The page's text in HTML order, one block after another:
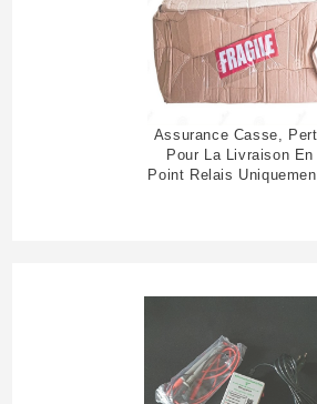
Assurance Casse,
Pour La Livraison En
Point Relais